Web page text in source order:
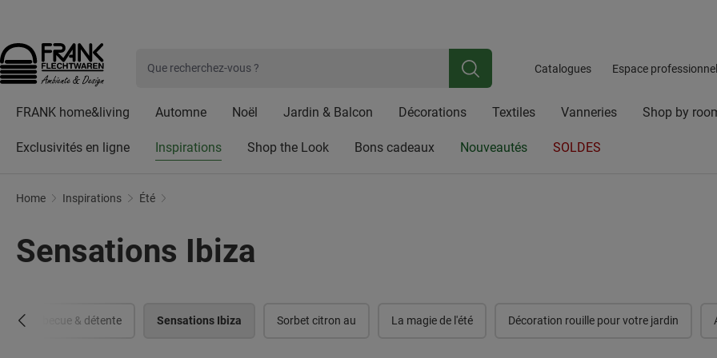
Catalogues Espace professionnel
FRANK home&living Automne Noël Jardin & Balcon Décorations Textiles Vanneries Shop by
Exclusivités en ligne Inspirations Shop the Look Bons cadeaux Nouveautés SOLDES
Home Inspirations Été
Sensations Ibiza
Sensations Ibiza
Barbecue & détente Sensations Ibiza Sorbet citron au La magie de l'été Décoration rouille pour votre jardin